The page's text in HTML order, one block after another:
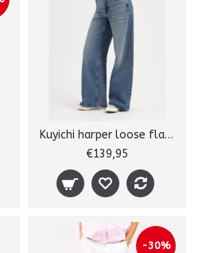
Kuyichi harper loose flare
€139,95
-30%